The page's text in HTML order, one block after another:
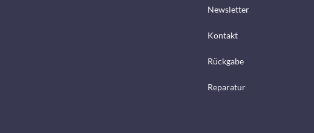
Newsletter
Kontakt
Rückgabe
Reparatur